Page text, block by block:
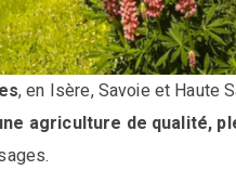
, en Isère, Savoie et Haute
agriculture de qualité,